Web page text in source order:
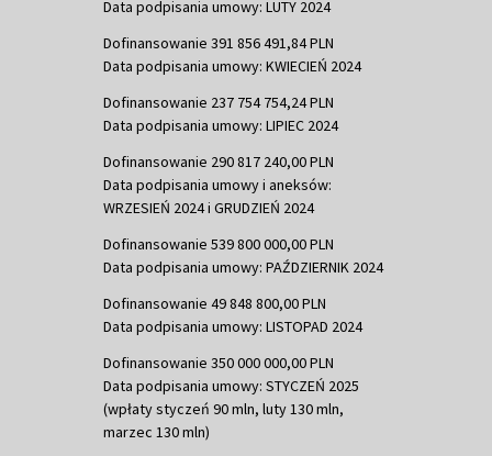
Data podpisania umowy: LUTY 2024
Dofinansowanie 391 856 491,84 PLN
Data podpisania umowy: KWIECIEŃ 2024
Dofinansowanie 237 754 754,24 PLN
Data podpisania umowy: LIPIEC 2024
Dofinansowanie 290 817 240,00 PLN
Data podpisania umowy i aneksów:
WRZESIEŃ 2024 i GRUDZIEŃ 2024
Dofinansowanie 539 800 000,00 PLN
Data podpisania umowy: PAŹDZIERNIK 2024
Dofinansowanie 49 848 800,00 PLN
Data podpisania umowy: LISTOPAD 2024
Dofinansowanie 350 000 000,00 PLN
Data podpisania umowy: STYCZEŃ 2025
(wpłaty styczeń 90 mln, luty 130 mln,
marzec 130 mln)